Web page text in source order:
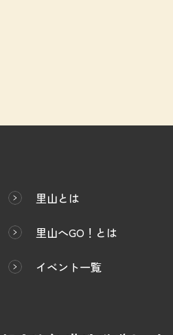
里山とは
里山へGO！とは
イベント一覧